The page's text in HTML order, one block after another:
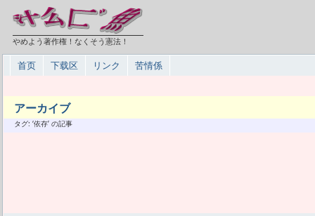
やめよう著作権！なくそう憲法！
首页 下载区 リンク 苦情係
アーカイブ
タグ: ‘依存’ の記事